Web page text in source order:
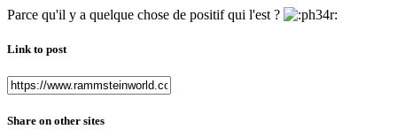
Parce qu'il y a quelque chose de positif qui l'est ?
Link to post
Share on other sites